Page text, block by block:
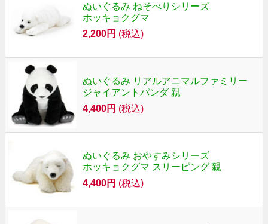
ぬいぐるみ ねそべりシリーズ
ホッキョクグマ
2,200円 (税込)
ぬいぐるみ リアルアニマルファミリー
ジャイアントパンダ 親
4,400円 (税込)
ぬいぐるみ おやすみシリーズ
ホッキョクグマ スリーピング 親
4,400円 (税込)